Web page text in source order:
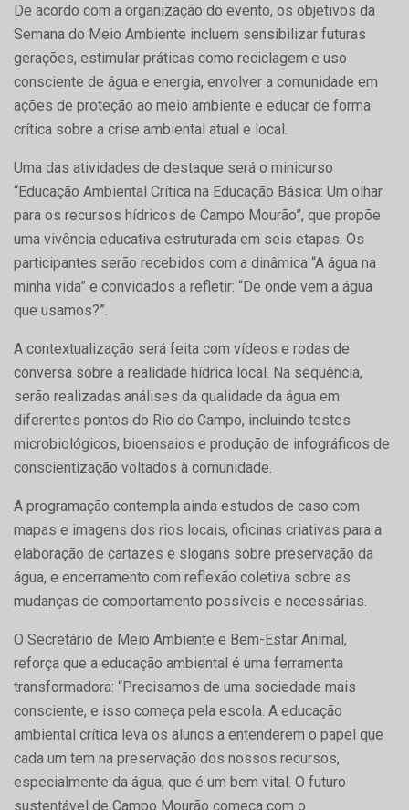
De acordo com a organização do evento, os objetivos da
Semana do Meio Ambiente incluem sensibilizar futuras
gerações, estimular práticas como reciclagem e uso
consciente de água e energia, envolver a comunidade em
ações de proteção ao meio ambiente e educar de forma
crítica sobre a crise ambiental atual e local.
Uma das atividades de destaque será o minicurso
“Educação Ambiental Crítica na Educação Básica: Um olhar
para os recursos hídricos de Campo Mourão”, que propõe
uma vivência educativa estruturada em seis etapas. Os
participantes serão recebidos com a dinâmica “A água na
minha vida” e convidados a refletir: “De onde vem a água
que usamos?”.
A contextualização será feita com vídeos e rodas de
conversa sobre a realidade hídrica local. Na sequência,
serão realizadas análises da qualidade da água em
diferentes pontos do Rio do Campo, incluindo testes
microbiológicos, bioensaios e produção de infográficos de
conscientização voltados à comunidade.
A programação contempla ainda estudos de caso com
mapas e imagens dos rios locais, oficinas criativas para a
elaboração de cartazes e slogans sobre preservação da
água, e encerramento com reflexão coletiva sobre as
mudanças de comportamento possíveis e necessárias.
O Secretário de Meio Ambiente e Bem-Estar Animal,
reforça que a educação ambiental é uma ferramenta
transformadora: “Precisamos de uma sociedade mais
consciente, e isso começa pela escola. A educação
ambiental crítica leva os alunos a entenderem o papel que
cada um tem na preservação dos nossos recursos,
especialmente da água, que é um bem vital. O futuro
sustentável de Campo Mourão começa com o